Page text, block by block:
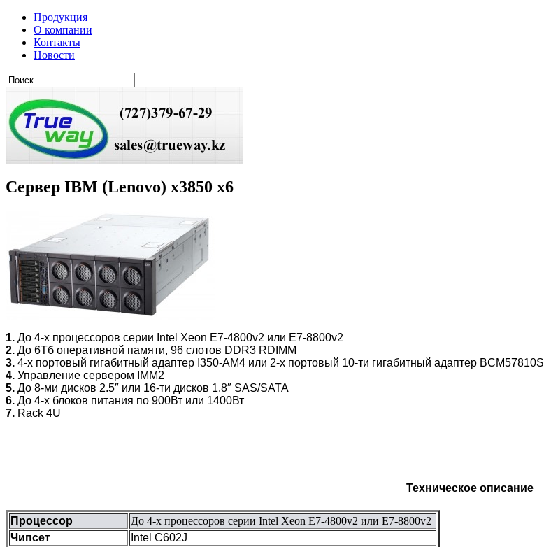
Продукция
О компании
Контакты
Новости
Сервер IBM (Lenovo) x3850 x6
1. До 4-х процессоров серии Intel Xeon E7-4800v2 или E7-8800v2
2. До 6Тб оперативной памяти, 96 слотов DDR3 RDIMM
3. 4-х портовый гигабитный адаптер I350-AM4 или 2-х портовый 10-ти гигабитный адаптер BCM57810S
4. Управление сервером IMM2
5. До 8-ми дисков 2.5″ или 16-ти дисков 1.8″ SAS/SATA
6. До 4-х блоков питания по 900Вт или 1400Вт
7. Rack 4U
Техническое описание
Процессор
До 4-х процессоров серии Intel Xeon E7-4800v2 или E7-8800v2
Чипсет
Intel C602J